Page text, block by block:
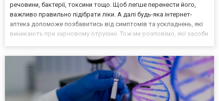
речовини, бактерії, токсини тощо. Щоб легше перенести його,
важливо правильно підібрати ліки. А далі будь-яка інтернет-
аптека допоможе позбавитись від симптомів та ускладнень, які
виникають при харчовому отруєнні. Тож ми розповімо, які засоби